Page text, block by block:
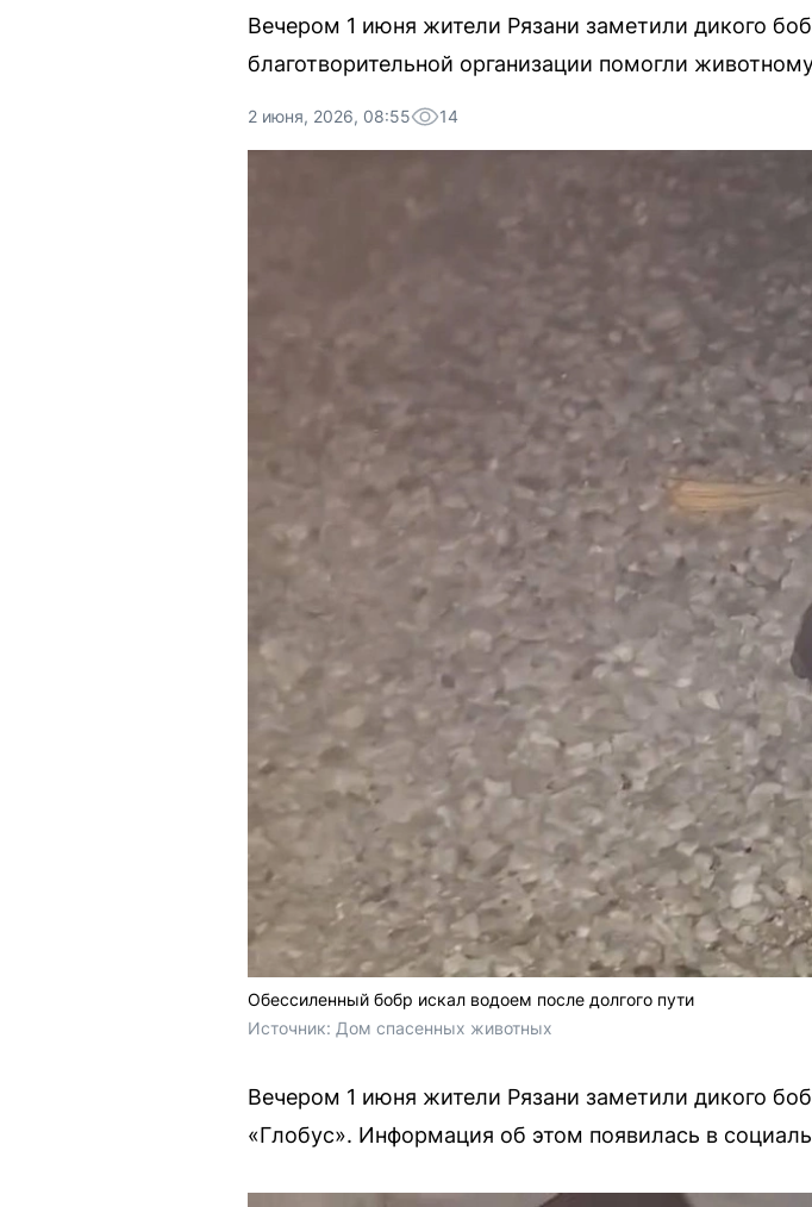
Вечером 1 июня жители Рязани заметили дикого
благотворительной организации помогли
2 июня, 2026, 08:55 14
Обессиленный бобр искал водоем после долгого пути
Источник: Дом спасенных животных
Вечером 1 июня жители Рязани заметили дикого
«Глобус». Информация об этом появилась в